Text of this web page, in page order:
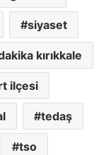
siyaset
kırıkkale
ilçesi
tedaş
tso